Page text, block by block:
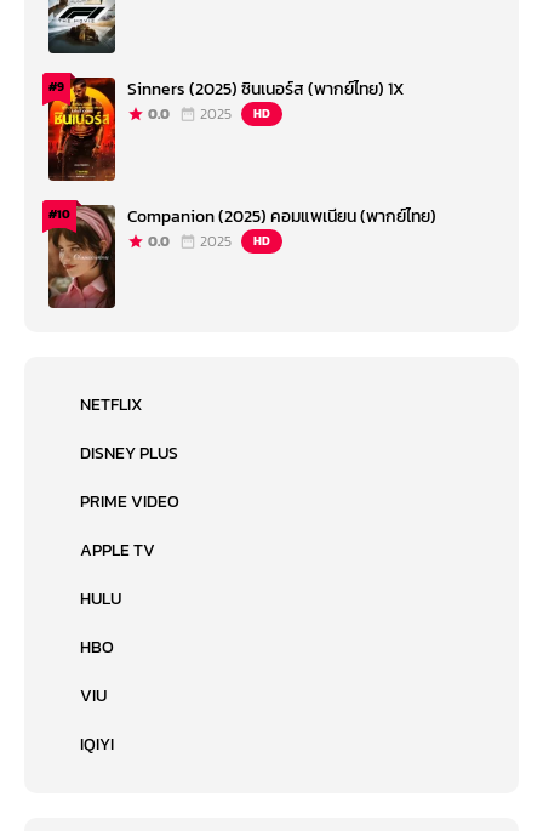
#9 Sinners (2025) ซินเนอร์ส (พากย์ไทย) 1X
0.0 2025 HD
#10 Companion (2025) คอมแพเนียน (พากย์ไทย)
0.0 2025 HD
NETFLIX
DISNEY PLUS
PRIME VIDEO
APPLE TV
HULU
HBO
VIU
IQIYI